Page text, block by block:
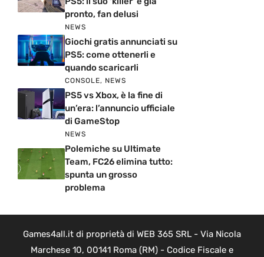
pronto, fan delusi
NEWS
Giochi gratis annunciati su
PS5: come ottenerli e
quando scaricarli
CONSOLE, NEWS
PS5 vs Xbox, è la fine di
un’era: l’annuncio ufficiale
di GameStop
NEWS
Polemiche su Ultimate
Team, FC26 elimina tutto:
spunta un grosso
problema
Games4all.it di proprietà di WEB 365 SRL - Via Nicola
Marchese 10, 00141 Roma (RM) - Codice Fiscale e